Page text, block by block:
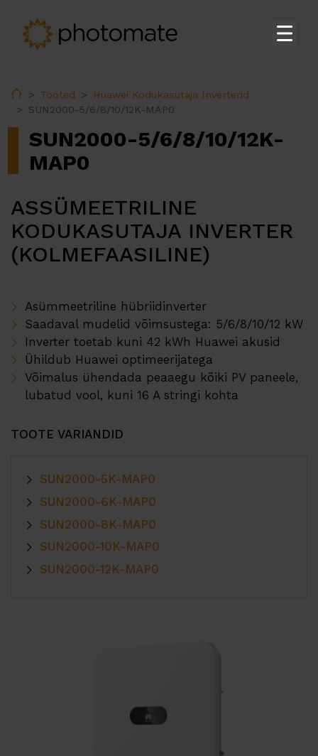
HomeTooted
Huawei Kodukasutaja Inverterid
SUN2000-5/6/8/10/12K-MAP0
SUN2000-5/6/8/10/12K-
MAP0
ASSÜMEETRILINE
KODUKASUTAJA INVERTER
(KOLMEFAASILINE)
Asümmeetriline hübriidinverter
Saadaval mudelid võimsustega: 5/6/8/10/12 kW
Inverter toetab kuni 42 kWh Huawei akusid
Ühildub Huawei optimeerijatega
Võimalus ühendada peaaegu kõiki PV paneele,
lubatud vool, kuni 16 A stringi kohta
TOOTE VARIANDID
SUN2000-5K-MAP0
SUN2000-6K-MAP0
SUN2000-8K-MAP0
SUN2000-10K-MAP0
SUN2000-12K-MAP0
Tooted
Huawei Kodukasutaja Inverterid
Huawei Tööstuslikud Inverterid
Huawei Moodulalajaamad
Huawei Aksessuaarid
Huawei EV Laadijad
PV-konstruktsioonid
ERA Soojuspumbad
Projektid
Teenused
Andmekeskus
Karjäär